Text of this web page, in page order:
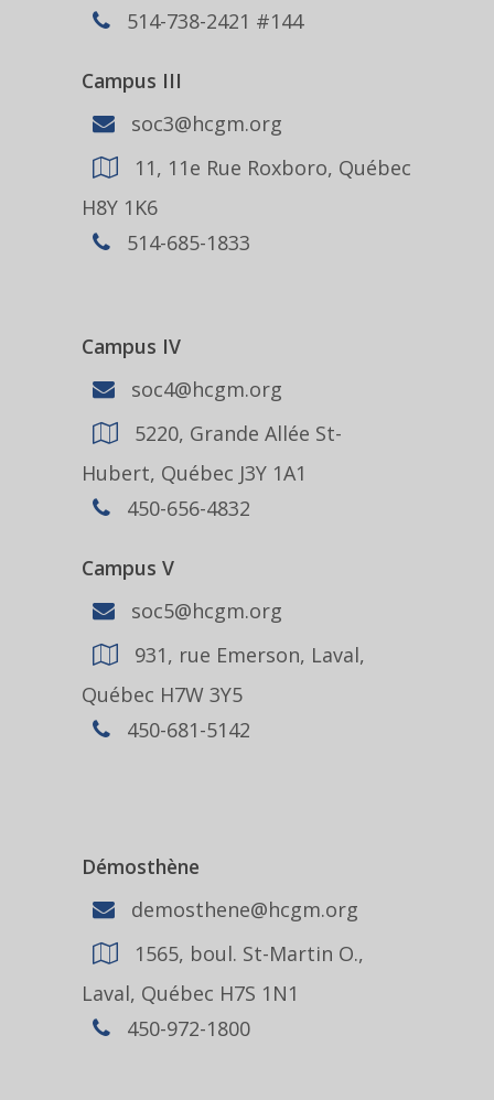
514-738-2421 #144
Campus III
soc3@hcgm.org
11, 11e Rue Roxboro, Québec
H8Y 1K6
514-685-1833
Campus IV
soc4@hcgm.org
5220, Grande Allée St-
Hubert, Québec J3Y 1A1
450-656-4832
Campus V
soc5@hcgm.org
931, rue Emerson, Laval,
Québec H7W 3Y5
450-681-5142
Démosthène
demosthene@hcgm.org
1565, boul. St-Martin O.,
Laval, Québec H7S 1N1
450-972-1800